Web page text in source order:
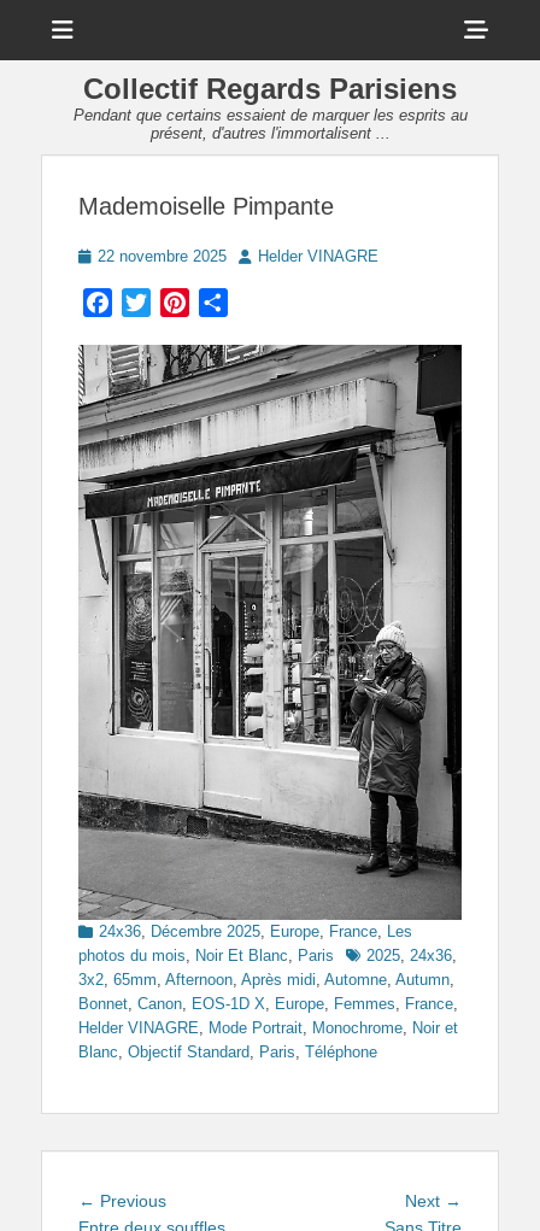
Collectif Regards Parisiens
Pendant que certains essaient de marquer les esprits au
présent, d'autres l'immortalisent ...
Mademoiselle Pimpante
Posted
22 novembre 2025 AuthorHelder VINAGRE
Facebook
TwitterPinterest
Categories
24x36, Décembre 2025, Europe, France, Les
photos du mois, Noir Et Blanc, Paris Tags2025, 24x36,
3x2, 65mm, Afternoon, Après midi, Automne, Autumn,
Bonnet, Canon, EOS-1D X, Europe, Femmes, France,
Helder VINAGRE, Mode Portrait, Monochrome, Noir et
Blanc, Objectif Standard, Paris, Téléphone
Navigation
← PreviousPrevious
post:
Next →
post: